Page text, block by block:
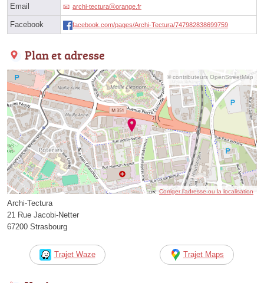
Email archi-tecturaⓐorange.fr
Facebook facebook.com/pages/Archi-Tectura/747982838699759
Plan et adresse
© contributeurs OpenStreetMap
Corriger l’adresse ou la localisation
Archi-Tectura
21 Rue Jacobi-Netter
67200 Strasbourg
Trajet Waze Trajet Maps